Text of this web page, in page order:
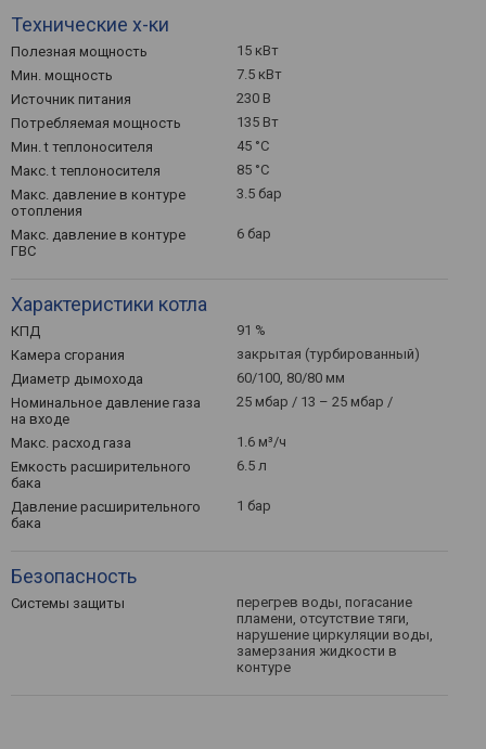
Технические х-ки
Полезная мощность
15 кВт
Мин. мощность
7.5 кВт
Источник питания
230 В
Потребляемая мощность
135 Вт
Мин. t теплоносителя
45 °С
Макс. t теплоносителя
85 °С
Макс. давление в контуре
отопления
3.5 бар
Макс. давление в контуре
ГВС
6 бар
Характеристики котла
КПД
91 %
Камера сгорания
закрытая (турбированный)
Диаметр дымохода
60/100, 80/80 мм
Номинальное давление газа
на входе
25 мбар / 13 – 25 мбар /
Макс. расход газа
1.6 м³/ч
Емкость расширительного
бака
6.5 л
Давление расширительного
бака
1 бар
Безопасность
Системы защиты
перегрев воды, погасание
пламени, отсутствие тяги,
нарушение циркуляции воды,
замерзания жидкости в
контуре